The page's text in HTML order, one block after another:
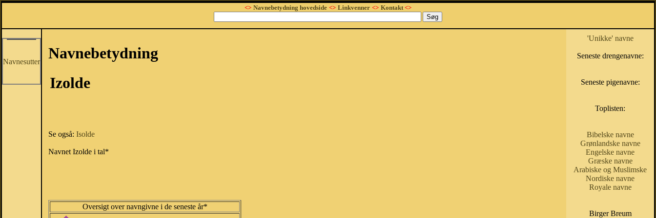
<> Navnebetydning hovedside <> Linkvenner <> Kontakt<>
Navnesutter
Navnebetydning
Izolde
Se også: Isolde
Navnet Izolde i tal*
Oversigt over navngivne i de seneste år*
'Unikke' navne
Seneste drengenavne:
Seneste pigenavne:
Toplisten:
Bibelske navne
Grønlandske navne
Engelske navne
Græske navne
Arabiske og Muslimske
Nordiske navne
Royale navne
Birger Breum